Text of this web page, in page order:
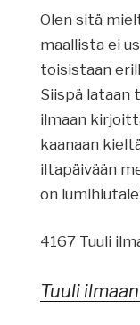
Olen sitä
maallista ei
toisistaan
Siispä lataan
ilmaan
kaanaan
iltapäivään
on
4167 Tuuli
Tuuli